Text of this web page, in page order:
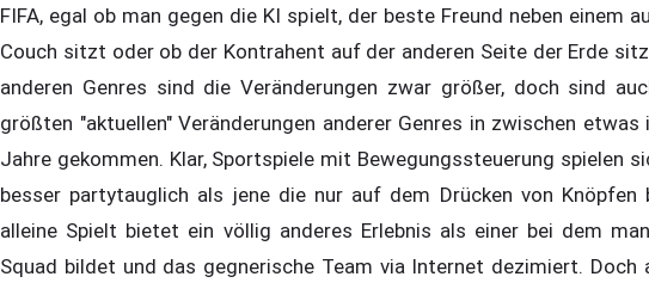
FIFA, egal ob man gegen die KI spielt, der beste Freund neben einem
Couch sitzt oder ob der Kontrahent auf der anderen Seite der Erde
anderen Genres sind die Veränderungen zwar größer, doch sind
größten "aktuellen" Veränderungen anderer Genres in zwischen etwas
Jahre gekommen. Klar, Sportspiele mit Bewegungssteuerung spielen
besser partytauglich als jene die nur auf dem Drücken von Knöpfen
alleine Spielt bietet ein völlig anderes Erlebnis als einer bei dem
Squad bildet und das gegnerische Team via Internet dezimiert. Doch